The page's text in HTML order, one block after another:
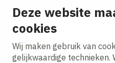
Deze website
cookies
Wij maken gebruik van
gelijkwaardige technieken.
Ontvang onze nieuws
E-mailadres
Ik ga akkoord met het